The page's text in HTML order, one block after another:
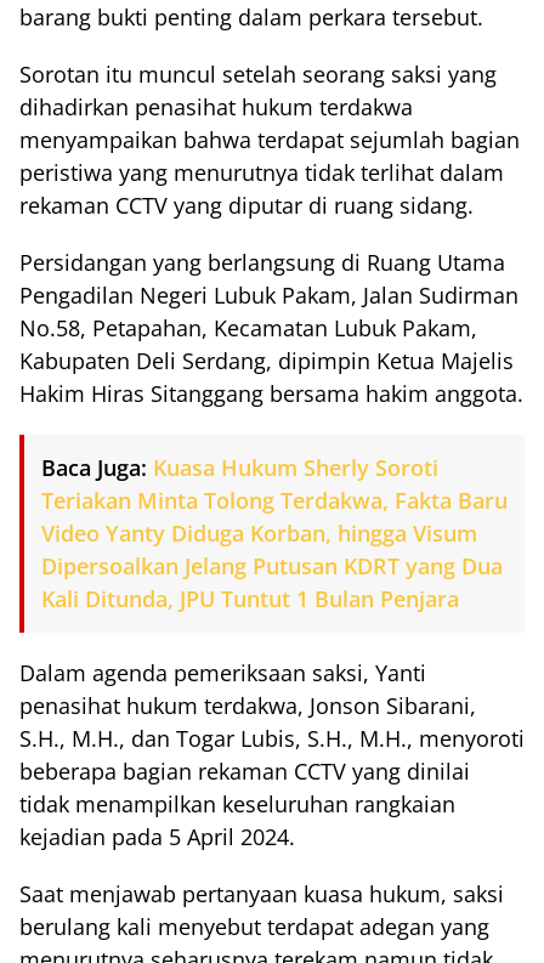
barang bukti penting dalam perkara tersebut.
Sorotan itu muncul setelah seorang saksi yang
dihadirkan penasihat hukum terdakwa
menyampaikan bahwa terdapat sejumlah bagian
peristiwa yang menurutnya tidak terlihat dalam
rekaman CCTV yang diputar di ruang sidang.
Persidangan yang berlangsung di Ruang Utama
Pengadilan Negeri Lubuk Pakam, Jalan Sudirman
No.58, Petapahan, Kecamatan Lubuk Pakam,
Kabupaten Deli Serdang, dipimpin Ketua Majelis
Hakim Hiras Sitanggang bersama hakim anggota.
Baca Juga: Kuasa Hukum Sherly Soroti
Teriakan Minta Tolong Terdakwa, Fakta Baru
Video Yanty Diduga Korban, hingga Visum
Dipersoalkan Jelang Putusan KDRT yang Dua
Kali Ditunda, JPU Tuntut 1 Bulan Penjara
Dalam agenda pemeriksaan saksi, Yanti
penasihat hukum terdakwa, Jonson Sibarani,
S.H., M.H., dan Togar Lubis, S.H., M.H., menyoroti
beberapa bagian rekaman CCTV yang dinilai
tidak menampilkan keseluruhan rangkaian
kejadian pada 5 April 2024.
Saat menjawab pertanyaan kuasa hukum, saksi
berulang kali menyebut terdapat adegan yang